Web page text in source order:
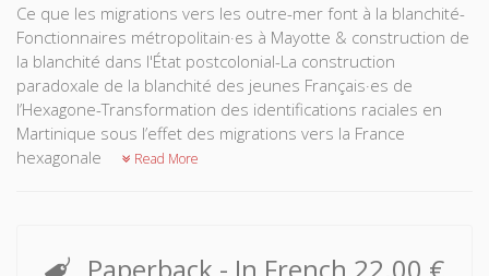
Ce que les migrations vers les outre-mer font à la blanchité-
Fonctionnaires métropolitain·es à Mayotte & construction de
la blanchité dans l'État postcolonial-La construction
paradoxale de la blanchité des jeunes Français·es de
l’Hexagone-Transformation des identifications raciales en
Martinique sous l’effet des migrations vers la France
hexagonale
Read More